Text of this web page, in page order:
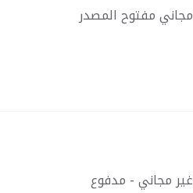
مجاني مفتوح المصدر
غير مجاني - مدفوع